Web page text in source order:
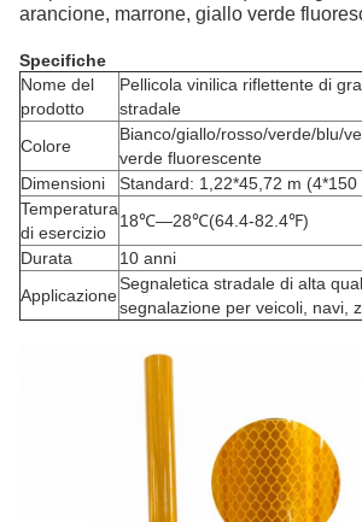
arancione, marrone, giallo verde
Specifiche
Nome del
prodotto
Pellicola vinilica riflettente di
stradale
Colore
Bianco/giallo/rosso/verde/blu/
verde fluorescente
Dimensioni
Standard: 1,22*45,72 m
Temperatura
di esercizio
18℃—28℃(64.4-82.4℉)
Durata
10 anni
Applicazione
Segnaletica stradale di alta
segnalazione per veicoli, navi,